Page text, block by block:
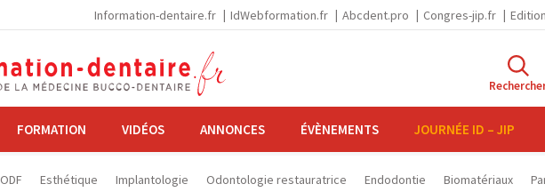
Information-dentaire.fr IdWebformation.fr Abcdent.pro Congres-jip.fr
FORMATION VIDÉOS ANNONCES ÉVÈNEMENTS JOURNÉE ID – JIP
ODF Esthétique Implantologie Odontologie restauratrice Endodontie Biomatériaux